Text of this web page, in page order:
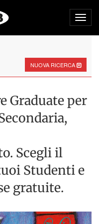
NUOVA RICERCA
Graduate per
Scegli il
Studenti e
gratuite.